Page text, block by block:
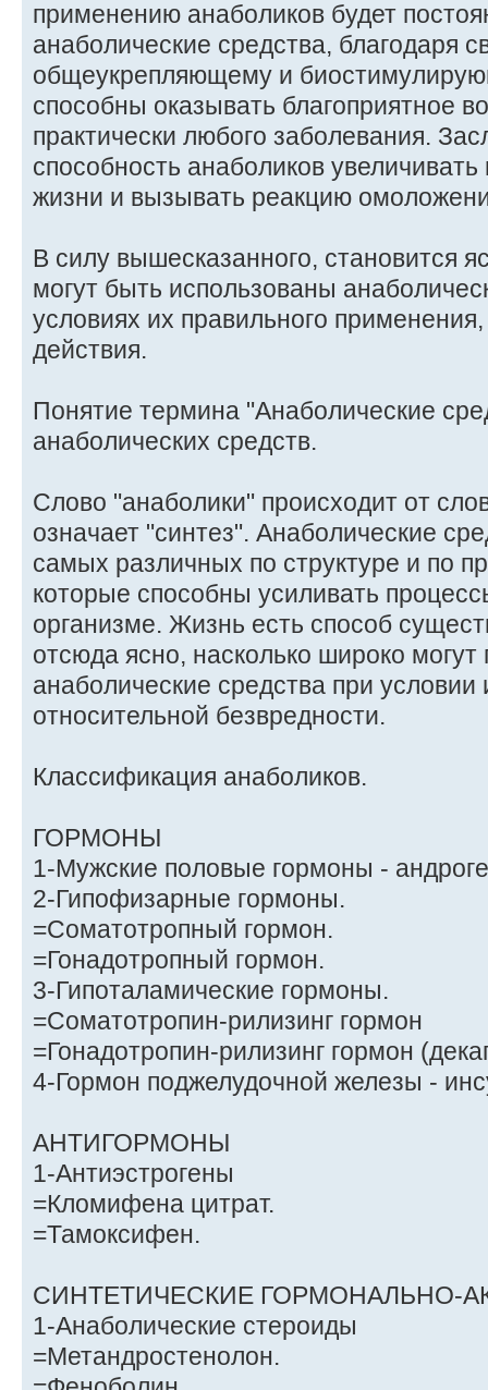
применению анаболиков будет
анаболические средства, благодаря
общеукрепляющему и
способны оказывать благоприятное
практически любого заболевания.
способность анаболиков
жизни и вызывать реакцию
В силу вышесказанного, становится
могут быть использованы
условиях их правильного
действия.
Понятие термина "Анаболические
анаболических средств.
Слово "анаболики" происходит от
означает "синтез". Анаболические
самых различных по структуре и по
которые способны усиливать
организме. Жизнь есть способ
отсюда ясно, насколько широко могут
анаболические средства при условии
относительной безвредности.
Классификация анаболиков.
ГОРМОНЫ
1-Мужские половые гормоны -
2-Гипофизарные гормоны.
=Соматотропный гормон.
=Гонадотропный гормон.
3-Гипоталамические гормоны.
=Соматотропин-рилизинг гормон
=Гонадотропин-рилизинг гормон
4-Гормон поджелудочной железы -
АНТИГОРМОНЫ
1-Антиэстрoгены
=Кломифена цитрат.
=Тамоксифен.
СИНТЕТИЧЕСКИЕ ГОРМОНАЛЬНО-
1-Анаболические стероиды
=Метандростенолон.